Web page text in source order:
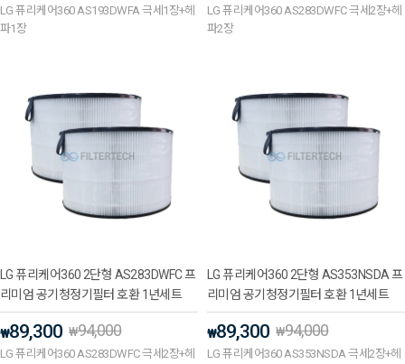
LG 퓨리케어360 AS193DWFA 극세1장+헤
파1장
LG 퓨리케어360 AS283DWFC 극세2장+헤
파2장
LG 퓨리케어360 2단형 AS283DWFC 프
리미엄 공기청정기필터 호환 1년세트
₩89,300 ₩94,000
LG 퓨리케어360 AS283DWFC 극세2장+헤
LG 퓨리케어360 2단형 AS353NSDA 프
리미엄 공기청정기필터 호환 1년세트
₩89,300 ₩94,000
LG 퓨리케어360 AS353NSDA 극세2장+헤